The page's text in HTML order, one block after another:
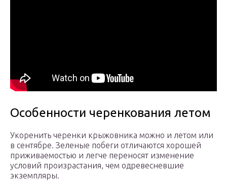
Особенности черенкования летом
Укоренить черенки крыжовника можно и летом или
в сентябре. Зеленые побеги отличаются хорошей
приживаемостью и легче переносят изменение
условий произрастания, чем одревесневшие
экземпляры.